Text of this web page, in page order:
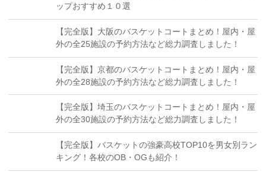
ップおすすめ１０選
【完全版】大阪のバスケットコートまとめ！屋内・屋
外の全25施設の予約方法など総力調査しました！
【完全版】京都のバスケットコートまとめ！屋内・屋
外の全28施設の予約方法など総力調査しました！
【完全版】埼玉のバスケットコートまとめ！屋内・屋
外の全30施設の予約方法など総力調査しました！
【完全版】バスケットの強豪高校TOP10を男女別ラン
キング！各校のOB・OGも紹介！